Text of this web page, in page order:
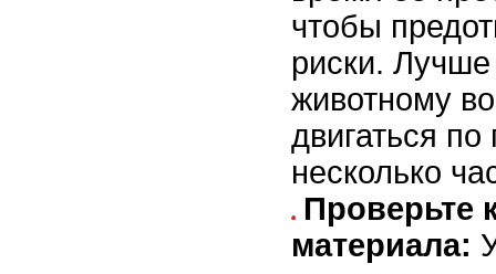
чтобы
риски. Лучше
животному
двигаться
несколько
Проверьте
материала: